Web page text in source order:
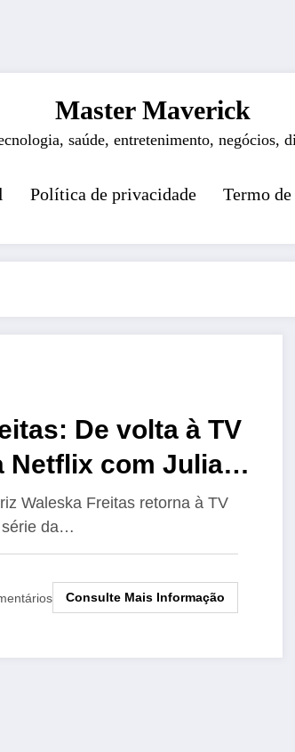
Master Maverick
saúde, entretenimento, negócios,
Política de privacidade Termo
De volta à TV
Netflix com Juliana
Waleska Freitas retorna à TV
série da…
Consulte Mais Informação